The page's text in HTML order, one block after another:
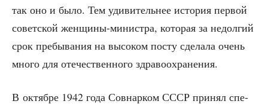
так оно и было. Тем уди­ви­тель­нее исто­рия пер­вой
совет­ской жен­щи­ны-мини­стра, кото­рая за недол­гий
срок пре­бы­ва­ния на высо­ком посту сде­ла­ла очень
мно­го для оте­че­ствен­но­го здравоохранения.
В октяб­ре 1942 года Сов­нар­ком СССР при­нял спе­